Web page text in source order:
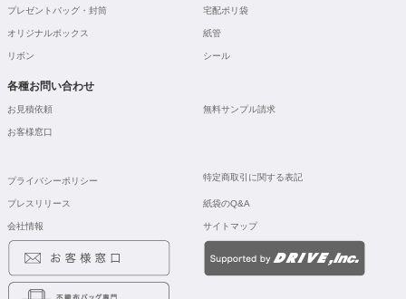
プレゼントバッグ・封筒 宅配ポリ袋
オリジナルボックス 紙管
リボン シール
各種お問い合わせ
お見積依頼 無料サンプル請求
お客様窓口
プライバシーポリシー 特定商取引に関する表記
プレスリリース 紙袋のQ&A
会社情報 サイトマップ